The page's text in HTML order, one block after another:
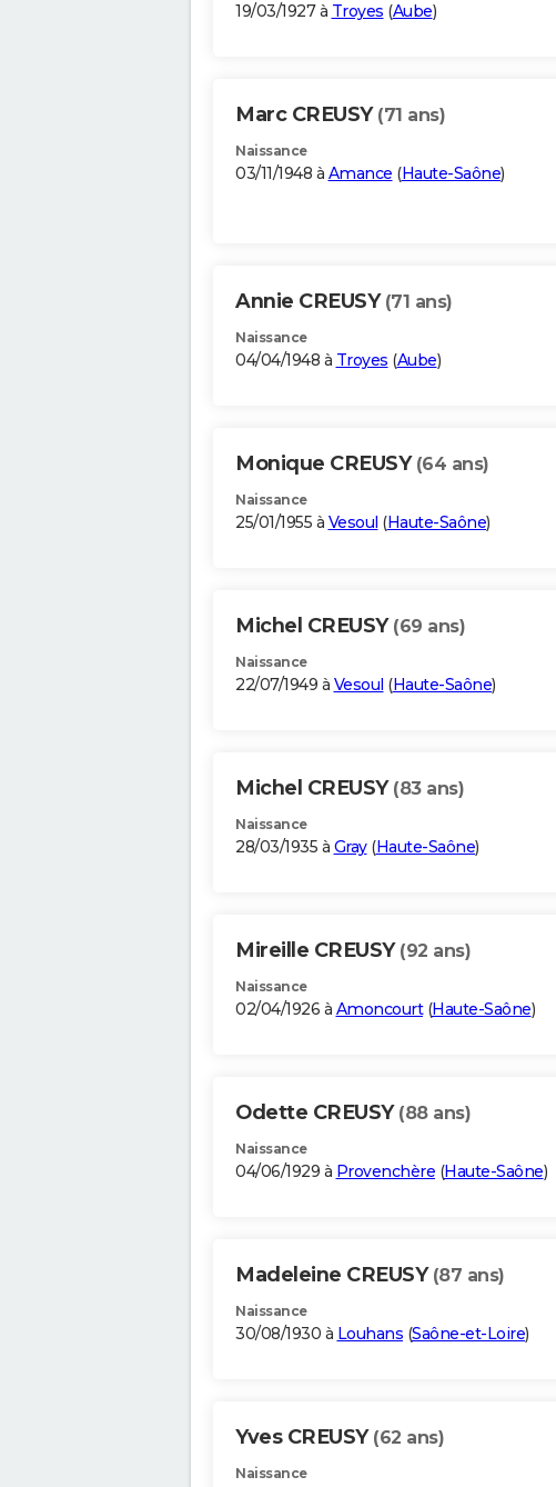
19/03/1927 à Troyes (Aube)
Marc CREUSY (71 ans)
Naissance
03/11/1948 à Amance (Haute-Saône)
Annie CREUSY (71 ans)
Naissance
04/04/1948 à Troyes (Aube)
Monique CREUSY (64 ans)
Naissance
25/01/1955 à Vesoul (Haute-Saône)
Michel CREUSY (69 ans)
Naissance
22/07/1949 à Vesoul (Haute-Saône)
Michel CREUSY (83 ans)
Naissance
28/03/1935 à Gray(Haute-Saône)
Mireille CREUSY (92 ans)
Naissance
02/04/1926 à Amoncourt(Haute-Saône)
Odette CREUSY (88 ans)
Naissance
04/06/1929 à Provenchère (Haute-Saône)
Madeleine CREUSY (87 ans)
Naissance
30/08/1930 à Louhans (Saône-et-Loire)
Yves CREUSY (62 ans)
Naissance